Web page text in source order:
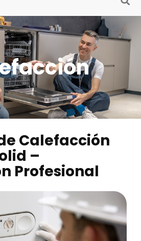
Calefacción
–
Profesional